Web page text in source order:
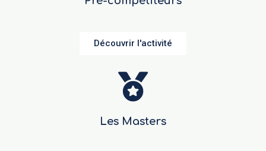
Découvrir l'activité
Les Masters